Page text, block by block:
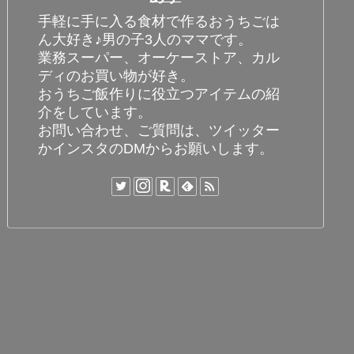
手軽に手に入る食材で作るおうちごは
ん大好き♪男の子3人のママです。
業務スーパー、オーケーストア、カル
ディのお買い物が好き。
おうちご飯作りに役立つアイテムの紹
介をしています。
お問い合わせ、ご質問は、ツイッター
かインスタのDMからお願いします。